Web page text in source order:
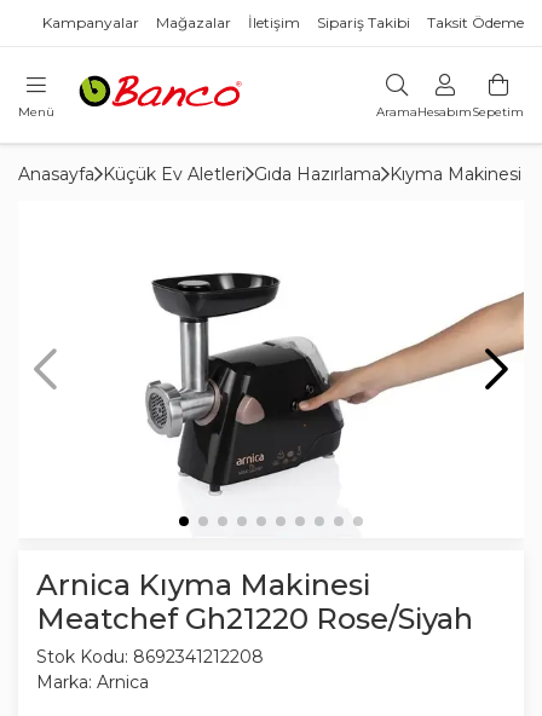
Kampanyalar Mağazalar İletişim Sipariş Takibi Taksit Ödeme
Menü AramaHesabımSepetim
Anasayfa Küçük Ev Aletleri Gıda Hazırlama Kıyma Makinesi
Arnica Kıyma Makinesi
Meatchef Gh21220 Rose/Siyah
Stok Kodu: 8692341212208
Marka: Arnica